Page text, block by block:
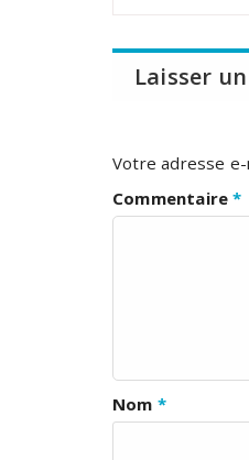
Laisser
Votre adresse e-
Commentaire*
Nom *